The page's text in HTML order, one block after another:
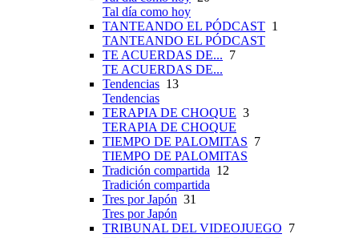
Tal día como hoy
TANTEANDO EL PÓDCAST 1
TANTEANDO EL PÓDCAST
TE ACUERDAS DE... 7
TE ACUERDAS DE...
Tendencias 13
Tendencias
TERAPIA DE CHOQUE 3
TERAPIA DE CHOQUE
TIEMPO DE PALOMITAS 7
TIEMPO DE PALOMITAS
Tradición compartida 12
Tradición compartida
Tres por Japón 31
Tres por Japón
TRIBUNAL DEL VIDEOJUEGO 7